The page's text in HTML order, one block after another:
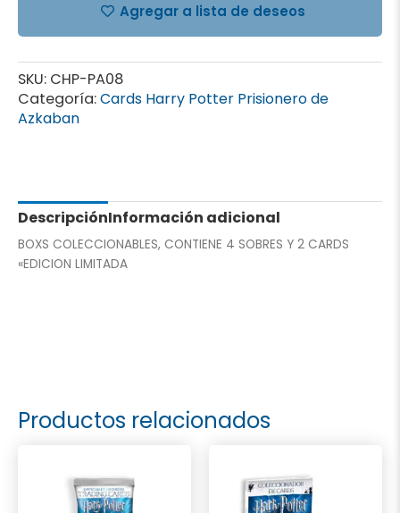
AZKABAN
cantidad
Agregar a lista de deseos
SKU: CHP-PA08
Categoría:Cards Harry Potter Prisionero de
Azkaban
DescripciónInformación adicional
BOXS COLECCIONABLES, CONTIENE 4 SOBRES Y 2 CARDS
«EDICION LIMITADA
Productos relacionados